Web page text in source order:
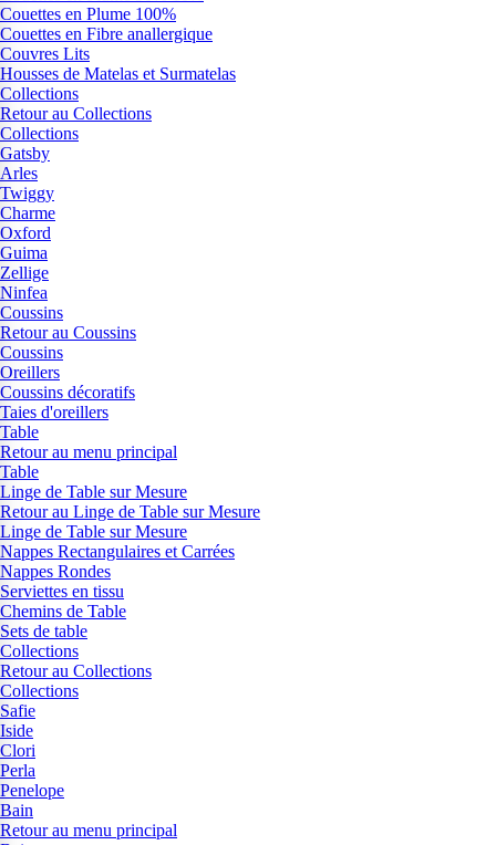
Couettes en Plume 100%
Couettes en Fibre anallergique
Couvres Lits
Housses de Matelas et Surmatelas
Collections
Retour au Collections
Collections
Gatsby
Arles
Twiggy
Charme
Oxford
Guima
Zellige
Ninfea
Coussins
Retour au Coussins
Coussins
Oreillers
Coussins décoratifs
Taies d'oreillers
Table
Retour au menu principal
Table
Linge de Table sur Mesure
Retour au Linge de Table sur Mesure
Linge de Table sur Mesure
Nappes Rectangulaires et Carrées
Nappes Rondes
Serviettes en tissu
Chemins de Table
Sets de table
Collections
Retour au Collections
Collections
Safie
Iside
Clori
Perla
Penelope
Bain
Retour au menu principal